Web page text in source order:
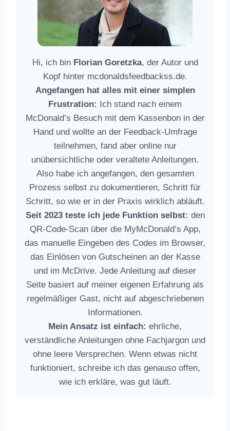
Hi, ich bin Florian Goretzka, der Autor und
Kopf hinter mcdonaldsfeedbackss.de.
Angefangen hat alles mit einer simplen
Frustration: Ich stand nach einem
McDonald’s Besuch mit dem Kassenbon in der
Hand und wollte an der Feedback-Umfrage
teilnehmen, fand aber online nur
unübersichtliche oder veraltete Anleitungen.
Also habe ich angefangen, den gesamten
Prozess selbst zu dokumentieren, Schritt für
Schritt, so wie er in der Praxis wirklich abläuft.
Seit 2023 teste ich jede Funktion selbst: den
QR-Code-Scan über die MyMcDonald’s App,
das manuelle Eingeben des Codes im Browser,
das Einlösen von Gutscheinen an der Kasse
und im McDrive. Jede Anleitung auf dieser
Seite basiert auf meiner eigenen Erfahrung als
regelmäßiger Gast, nicht auf abgeschriebenen
Informationen.
Mein Ansatz ist einfach: ehrliche,
verständliche Anleitungen ohne Fachjargon und
ohne leere Versprechen. Wenn etwas nicht
funktioniert, schreibe ich das genauso offen,
wie ich erkläre, was gut läuft.